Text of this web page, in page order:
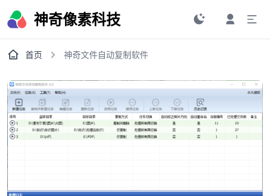
神奇像素科技
首页 神奇文件自动复制软件